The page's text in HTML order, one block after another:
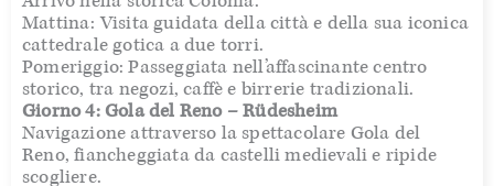
Mattina: Visita guidata della città e della sua iconica
cattedrale gotica a due torri.
Pomeriggio: Passeggiata nell’affascinante centro
storico, tra negozi, caffè e birrerie tradizionali.
Giorno 4: Gola del Reno – Rüdesheim
Navigazione attraverso la spettacolare Gola del
Reno, fiancheggiata da castelli medievali e ripide
scogliere.